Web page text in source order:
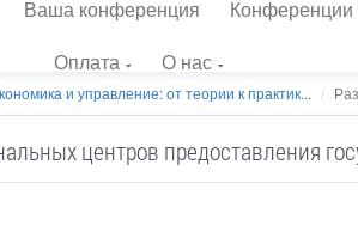
Ваша конференция Конференции
Оплата
О нас
и управление: от теории к практик...
центров предоставления